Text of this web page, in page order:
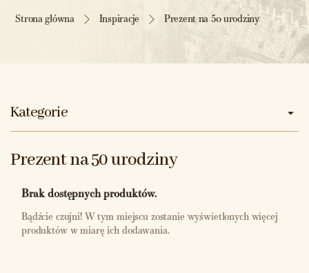
Strona główna Inspiracje Prezent na 50 urodziny
Kategorie
Prezent na 50 urodziny
Brak dostępnych produktów.
Bądźcie czujni! W tym miejscu zostanie wyświetlonych więcej
produktów w miarę ich dodawania.